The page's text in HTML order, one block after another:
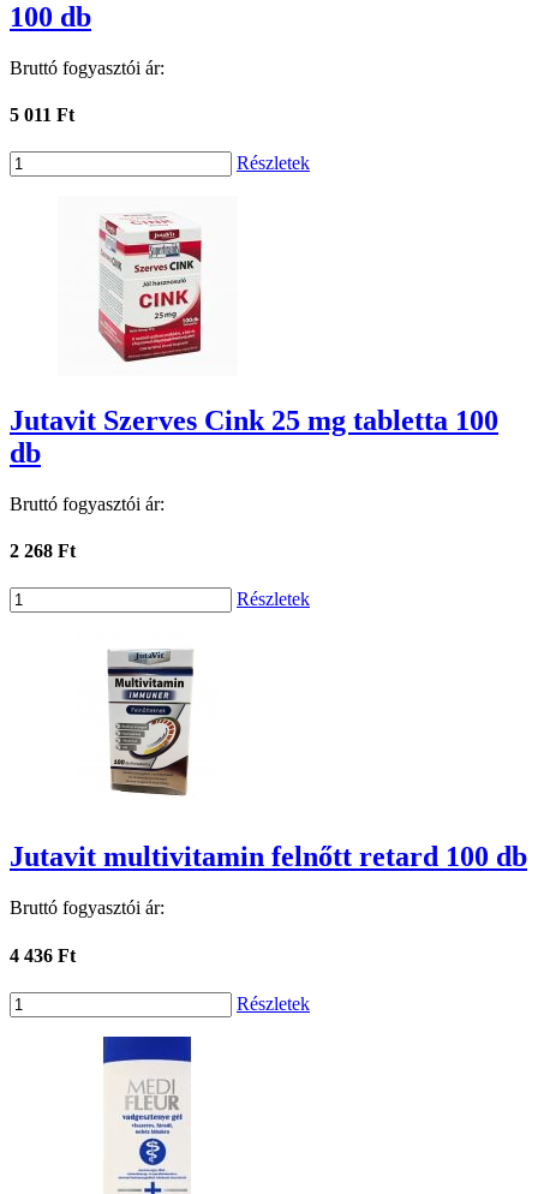
100 db
Bruttó fogyasztói ár:
5 011 Ft
Részletek
Jutavit Szerves Cink 25 mg tabletta 100
db
Bruttó fogyasztói ár:
2 268 Ft
Részletek
Jutavit multivitamin felnőtt retard 100 db
Bruttó fogyasztói ár:
4 436 Ft
Részletek